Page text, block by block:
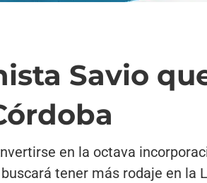
Savio
en la octava
tener más rodaje en la